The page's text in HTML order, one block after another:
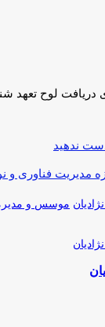
ندهید
مدیریت فناوری و
موسس و